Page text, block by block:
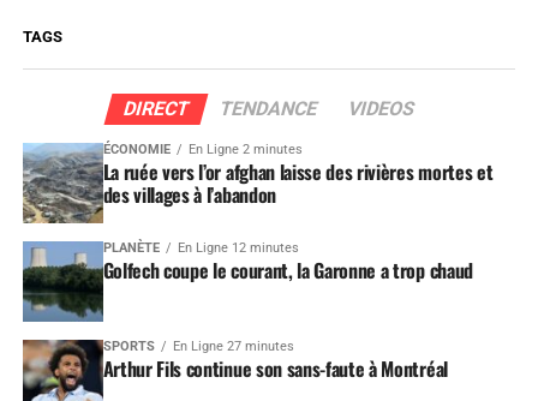
TAGS
DIRECT TENDANCE VIDEOS
ÉCONOMIE En Ligne 2 minutes
La ruée vers l’or afghan laisse des rivières mortes et
des villages à l’abandon
PLANÈTE En Ligne 12 minutes
Golfech coupe le courant, la Garonne a trop chaud
SPORTS En Ligne 27 minutes
Arthur Fils continue son sans-faute à Montréal